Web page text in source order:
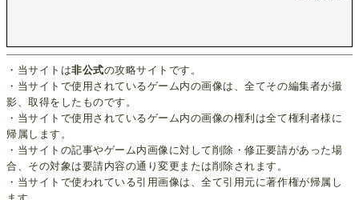
・当サイトは非公式の攻略サイトです。
・当サイトで使用されているゲーム内の画像は、全てその編集者が撮
影、取得をしたものです。
・当サイトで使用されているゲーム内の画像の権利は全て権利者様に
帰属します。
・当サイトの記事やゲーム内画像に対して削除・修正要請があった場
合、その対象は要請内容の通り変更または削除されます。
・当サイトで使われている引用画像は、全て引用元に著作権が帰属し